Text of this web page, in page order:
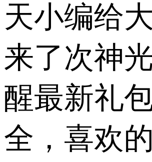
天小编给
来了次神
醒最新礼
全，喜欢